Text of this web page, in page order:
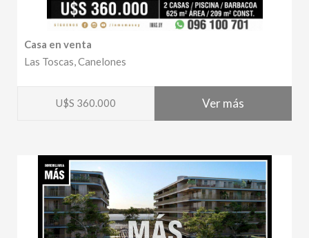
Casa en venta
Las Toscas, Canelones
U$S 360.000 Ver más